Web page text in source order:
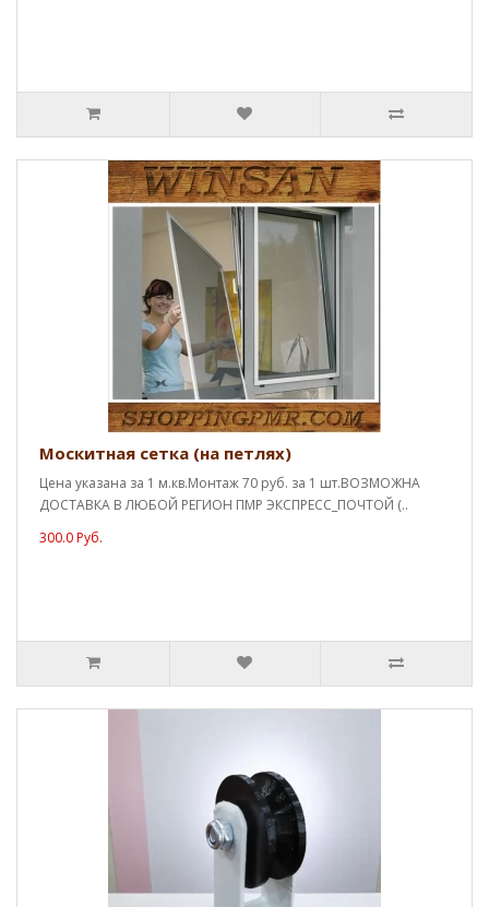
Москитная сетка (на петлях)
Цена указана за 1 м.кв.Монтаж 70 руб. за 1 шт.ВОЗМОЖНА
ДОСТАВКА В ЛЮБОЙ РЕГИОН ПМР ЭКСПРЕСС_ПОЧТОЙ (..
300.0 Руб.